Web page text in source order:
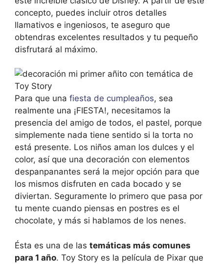
concepto, puedes incluir otros detalles
llamativos e ingeniosos, te aseguro que
obtendras excelentes resultados y tu pequeño
disfrutará al máximo.
Para que una fiesta de cumpleaños, sea
realmente una ¡FIESTA!, necesitamos la
presencia del amigo de todos, el pastel, porque
simplemente nada tiene sentido si la torta no
está presente. Los niños aman los dulces y el
color, así que una decoración con elementos
despanpanantes será la mejor opción para que
los mismos disfruten en cada bocado y se
diviertan. Seguramente lo primero que pasa por
tu mente cuando piensas en postres es el
chocolate, y más si hablamos de los nenes.
Ésta es una de las temáticas más comunes
para 1 año. Toy Story es la película de Pixar que